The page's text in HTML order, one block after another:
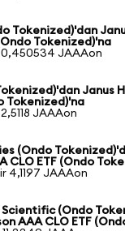
Tokenized)'dan
Tokenized)'na
0,450534 JAAAon
Janus
Tokenized)'na
JAAAon
(Ondo
CLO ETF (Ondo
4,1197 JAAAon
Scientific (Ondo
AAA CLO ETF